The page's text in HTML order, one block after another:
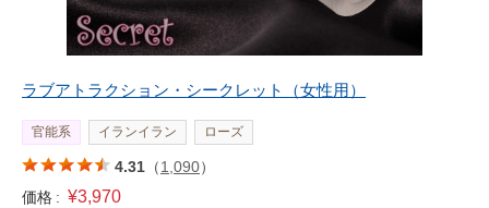
ラブアトラクション・シークレット（女性用）
官能系 イランイラン ローズ
4.31 （1,090）
価格 : ¥3,970